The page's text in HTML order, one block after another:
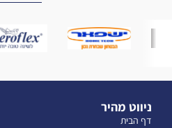
ניווט מהיר
דף הבית